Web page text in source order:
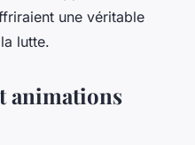
une véritable
lutte.
animations